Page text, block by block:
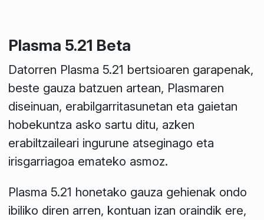
Plasma 5.21 Beta
Datorren Plasma 5.21 bertsioaren garapenak,
beste gauza batzuen artean, Plasmaren
diseinuan, erabilgarritasunetan eta gaietan
hobekuntza asko sartu ditu, azken
erabiltzaileari ingurune atseginago eta
irisgarriagoa emateko asmoz.
Plasma 5.21 honetako gauza gehienak ondo
ibiliko diren arren, kontuan izan oraindik ere,